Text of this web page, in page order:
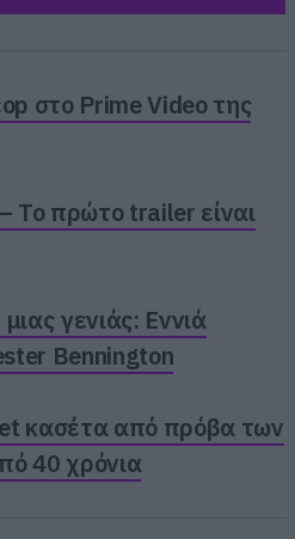
ότι το όνομα του
στο Prime Video της
Το πρώτο trailer είναι
γενιάς: Εννιά
Bennington
κασέτα από πρόβα των
40 χρόνια